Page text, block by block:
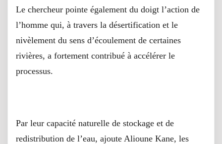
Le chercheur pointe également du doigt l’action de
l’homme qui, à travers la désertification et le
nivèlement du sens d’écoulement de certaines
rivières, a fortement contribué à accélérer le
processus.
Par leur capacité naturelle de stockage et de
redistribution de l’eau, ajoute Alioune Kane, les